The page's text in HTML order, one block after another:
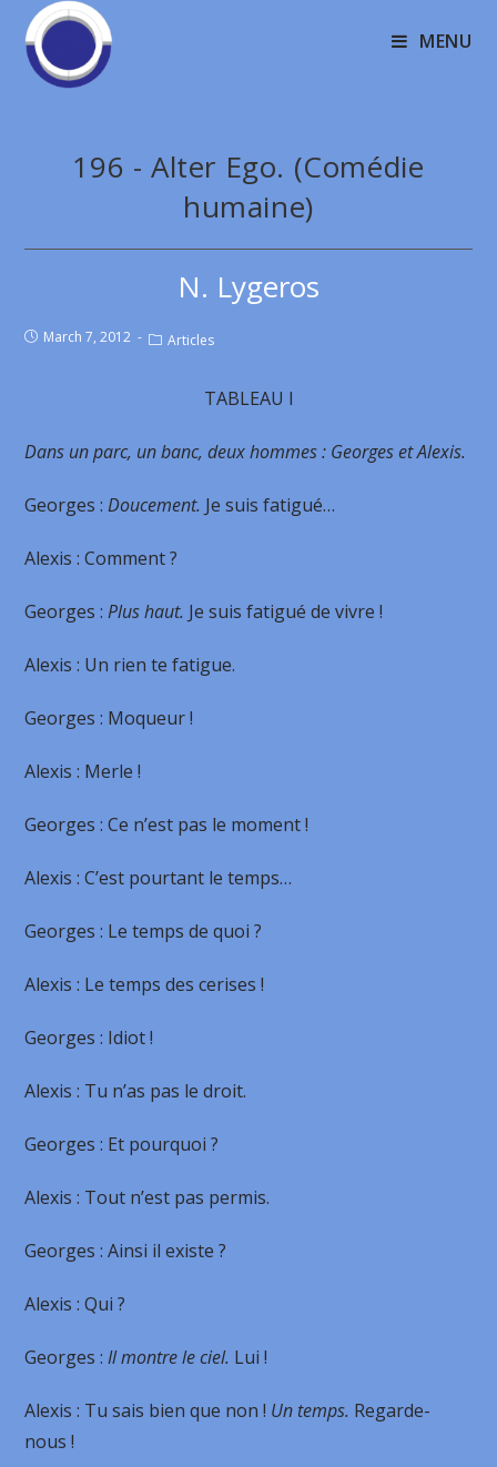
MENU
196 - Alter Ego. (Comédie
humaine)
N. Lygeros
March 7, 2012 Articles
TABLEAU I
Dans un parc, un banc, deux hommes : Georges et Alexis.
Georges :Doucement. Je suis fatigué…
Alexis : Comment ?
Georges :Plus haut. Je suis fatigué de vivre !
Alexis : Un rien te fatigue.
Georges : Moqueur !
Alexis : Merle !
Georges : Ce n’est pas le moment !
Alexis : C’est pourtant le temps…
Georges : Le temps de quoi ?
Alexis : Le temps des cerises !
Georges : Idiot !
Alexis : Tu n’as pas le droit.
Georges : Et pourquoi ?
Alexis : Tout n’est pas permis.
Georges : Ainsi il existe ?
Alexis : Qui ?
Georges :Il montre le ciel. Lui !
Alexis : Tu sais bien que non ! Un temps. Regarde-
nous !